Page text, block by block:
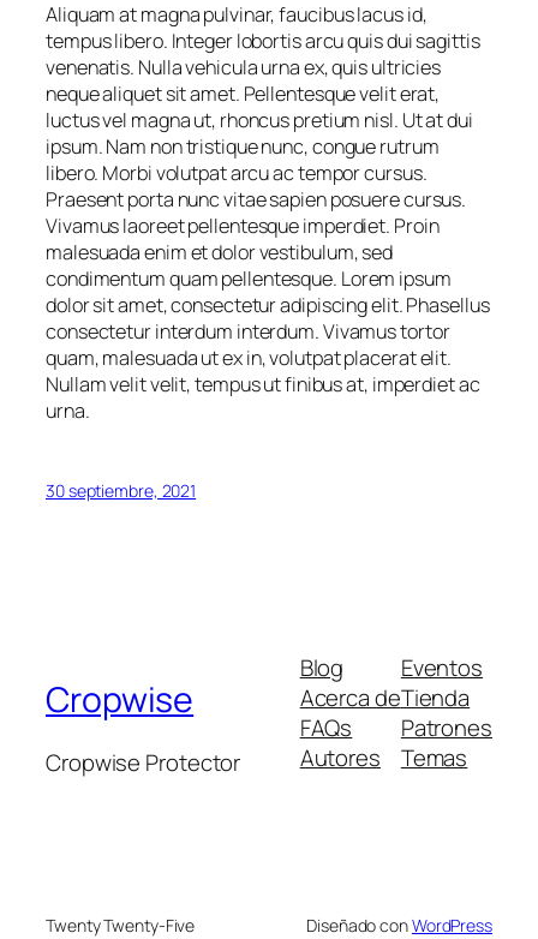
Aliquam at magna pulvinar, faucibus lacus id,
tempus libero. Integer lobortis arcu quis dui sagittis
venenatis. Nulla vehicula urna ex, quis ultricies
neque aliquet sit amet. Pellentesque velit erat,
luctus vel magna ut, rhoncus pretium nisl. Ut at dui
ipsum. Nam non tristique nunc, congue rutrum
libero. Morbi volutpat arcu ac tempor cursus.
Praesent porta nunc vitae sapien posuere cursus.
Vivamus laoreet pellentesque imperdiet. Proin
malesuada enim et dolor vestibulum, sed
condimentum quam pellentesque. Lorem ipsum
dolor sit amet, consectetur adipiscing elit. Phasellus
consectetur interdum interdum. Vivamus tortor
quam, malesuada ut ex in, volutpat placerat elit.
Nullam velit velit, tempus ut finibus at, imperdiet ac
urna.
30 septiembre, 2021
Cropwise
Cropwise Protector
Blog
Acerca de
FAQs
Autores
Eventos
Tienda
Patrones
Temas
Twenty Twenty-Five Diseñado conWordPress